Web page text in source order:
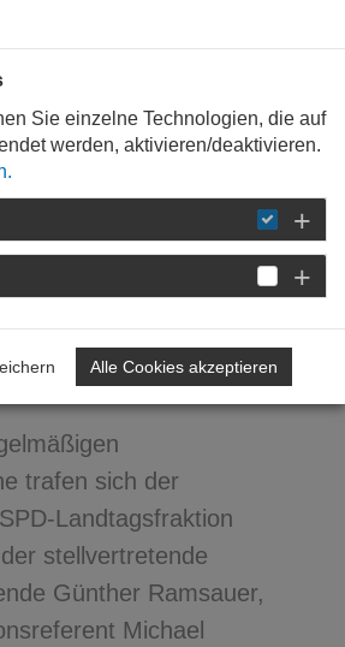
DETAIL
SPD-
trafen sich der
Landtagsfraktion
stellvertretende
Günther Ramsauer,
Michael
Sie einzelne Technologien, die auf
werden, aktivieren/deaktivieren.
Alle Cookies akzeptieren